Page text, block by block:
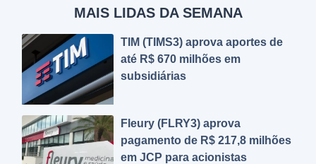
MAIS LIDAS DA SEMANA
TIM (TIMS3) aprova aportes de
até R$ 670 milhões em
subsidiárias
Fleury (FLRY3) aprova
pagamento de R$ 217,8 milhões
em JCP para acionistas